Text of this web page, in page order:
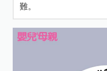
難。